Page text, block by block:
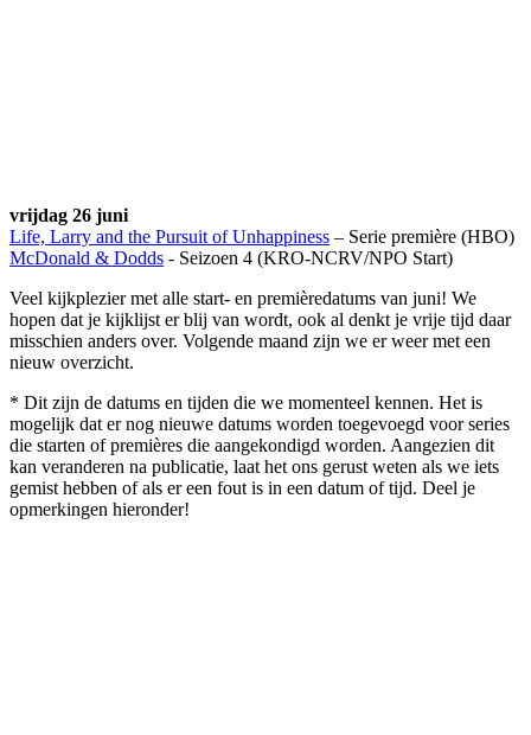
vrijdag 26 juni
Life, Larry and the Pursuit of Unhappiness – Serie première (HBO)
McDonald & Dodds - Seizoen 4 (KRO-NCRV/NPO Start)
Veel kijkplezier met alle start- en premièredatums van juni! We
hopen dat je kijklijst er blij van wordt, ook al denkt je vrije tijd daar
misschien anders over. Volgende maand zijn we er weer met een
nieuw overzicht.
* Dit zijn de datums en tijden die we momenteel kennen. Het is
mogelijk dat er nog nieuwe datums worden toegevoegd voor series
die starten of premières die aangekondigd worden. Aangezien dit
kan veranderen na publicatie, laat het ons gerust weten als we iets
gemist hebben of als er een fout is in een datum of tijd. Deel je
opmerkingen hieronder!